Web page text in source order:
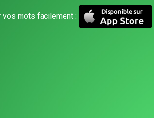
vos mots facilement :